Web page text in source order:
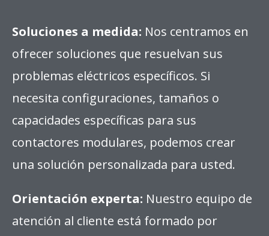
Soluciones a medida: Nos centramos en
ofrecer soluciones que resuelvan sus
problemas eléctricos específicos. Si
necesita configuraciones, tamaños o
capacidades específicas para sus
contactores modulares, podemos crear
una solución personalizada para usted.
Orientación experta: Nuestro equipo de
atención al cliente está formado por